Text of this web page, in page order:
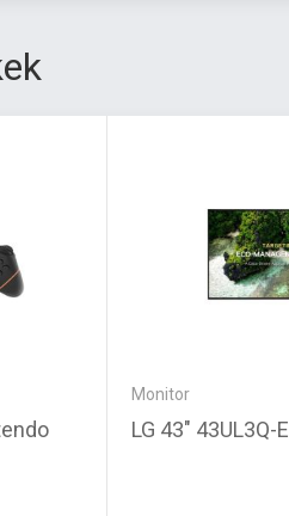
Monitor
LG 43" 43UL3Q-